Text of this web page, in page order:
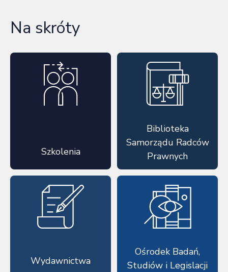
Na skróty
Szkolenia
Biblioteka
Samorządu Radców
Prawnych
Wydawnictwa
Ośrodek Badań,
Studiów i Legislacji